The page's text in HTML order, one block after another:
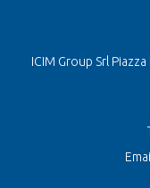
ICIM Group Srl